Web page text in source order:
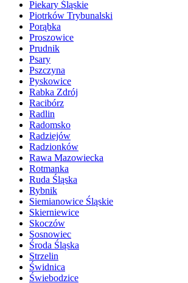
Piekary Śląskie
Piotrków Trybunalski
Porąbka
Proszowice
Prudnik
Psary
Pszczyna
Pyskowice
Rabka Zdrój
Racibórz
Radlin
Radomsko
Radziejów
Radzionków
Rawa Mazowiecka
Rotmanka
Ruda Śląska
Rybnik
Siemianowice Śląskie
Skierniewice
Skoczów
Sosnowiec
Środa Śląska
Strzelin
Świdnica
Świebodzice